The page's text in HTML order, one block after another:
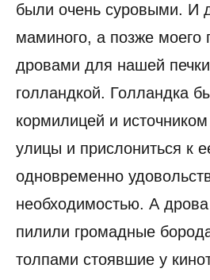
были очень суровыми. И
маминого, а позже моего
дровами для нашей
голландкой. Голландка
кормилицей и
улицы и прислониться к
одновременно
необходимостью. А
пилили громадные
толпами стоявшие у